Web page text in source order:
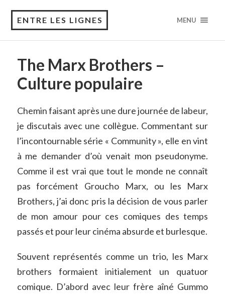
ENTRE LES LIGNES MENU
The Marx Brothers –
Culture populaire
Chemin faisant après une dure journée de labeur,
je discutais avec une collègue. Commentant sur
l’incontournable série « Community », elle en vint
à me demander d’où venait mon pseudonyme.
Comme il est vrai que tout le monde ne connaît
pas forcément Groucho Marx, ou les Marx
Brothers, j’ai donc pris la décision de vous parler
de mon amour pour ces comiques des temps
passés et pour leur cinéma absurde et burlesque.
Souvent représentés comme un trio, les Marx
brothers formaient initialement un quatuor
comique. D’abord avec leur frère aîné Gummo